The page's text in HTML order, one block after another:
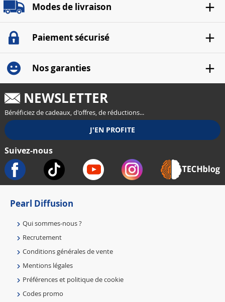
Modes de livraison
Paiement sécurisé
Nos garanties
NEWSLETTER
Bénéficiez de cadeaux, d'offres, de réductions...
Suivez-nous
Pearl Diffusion
Qui sommes-nous ?
Recrutement
Conditions générales de vente
Mentions légales
Préférences et politique de cookie
Codes promo